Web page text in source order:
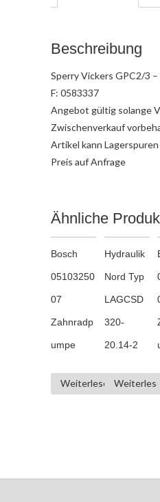
Beschreibung
Sperry Vickers GPC2/3 –
F: 0583337
Angebot gültig solange
Zwischenverkauf
Artikel kann
Preis auf Anfrage
Ähnliche
Bosch
05103250
07
Zahnradp
umpe
Weiterlesen
Hydraulik
Nord Typ
LAGCSD
320-
20.14-2